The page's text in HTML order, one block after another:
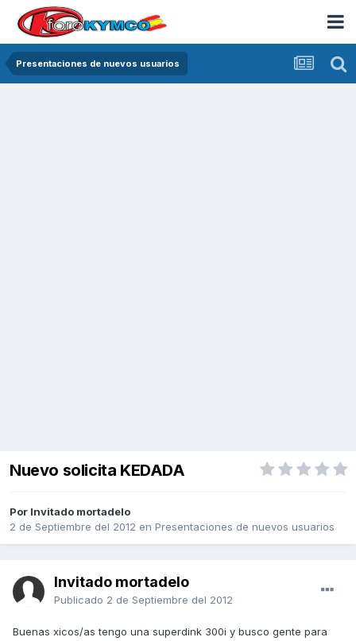
Presentaciones de nuevos usuarios
Nuevo solicita KEDADA
Por Invitado mortadelo
2 de Septiembre del 2012 en Presentaciones de nuevos usuarios
Invitado mortadelo
Publicado 2 de Septiembre del 2012
Buenas xicos/as tengo una superdink 300i y busco gente para